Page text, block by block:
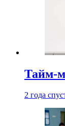
Тайм-
2 года